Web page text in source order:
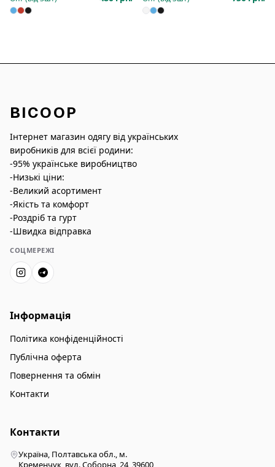
BICOOP
Інтернет магазин одягу від українських
виробників для всієї родини:
-95% українське виробництво
-Низькі ціни:
-Великий асортимент
-Якість та комфорт
-Роздріб та гурт
-Швидка відправка
СОЦМЕРЕЖІ
Інформація
Політика конфіденційності
Публічна оферта
Повернення та обмін
Контакти
Контакти
Україна, Полтавська обл., м.
Кременчук, вул. Соборна, 24, 39600